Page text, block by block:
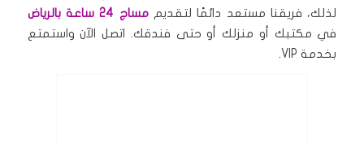
لذلك، فريقنا مستعد دائمًا لتقديممساج 24 ساعة بالرياض
في مكتبك أو منزلك أو حتى فندقك. اتصل الآن واستمتع
بخدمة VIP.